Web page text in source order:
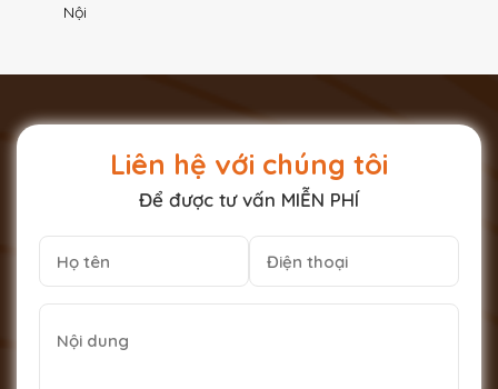
Nội
Liên hệ với chúng tôi
Để được tư vấn MIỄN PHÍ